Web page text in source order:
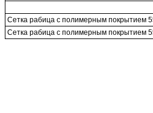
Сетка рабица с полимерным покрытием
Сетка рабица с полимерным покрытием